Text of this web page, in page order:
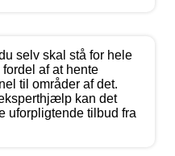
selv skal stå for hele
af at hente
til områder af det.
kan det
uforpligtende tilbud fra